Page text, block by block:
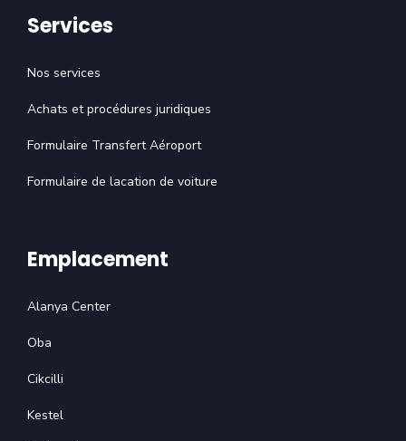
Services
Nos services
Achats et procédures juridiques
Formulaire Transfert Aéroport
Formulaire de lacation de voiture
Emplacement
Alanya Center
Oba
Cikcilli
Kestel